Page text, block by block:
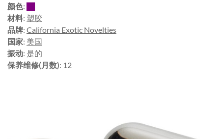
颜色:
材料: 塑胶
品牌: California Exotic Novelties
国家: 美国
振动: 是的
保养维修(月数): 12